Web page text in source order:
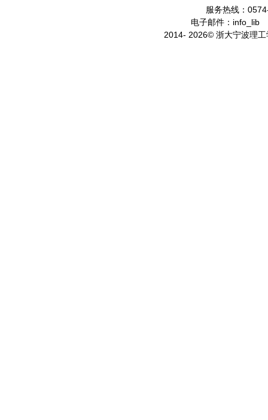
服务热线：
电子邮件：info_lib
2014- 2026© 浙大宁波理工